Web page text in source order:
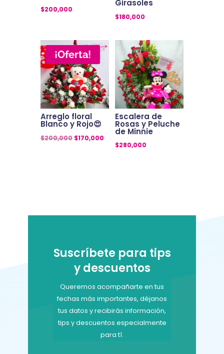
$200,000
Girasoles
$180,000
¡Oferta!
Arreglo floral
Blanco y Rojo😍
$200,000 El
$170,000El
precio
Escalera de
Rosas y Peluche
de Minnie
$280,000
Suscríbete para tips
y descuentos
Queremos acompañarte en tus
fechas más importantes, déjanos
tus datos y recibirás información,
tips y descuentos especialmente
para tí.